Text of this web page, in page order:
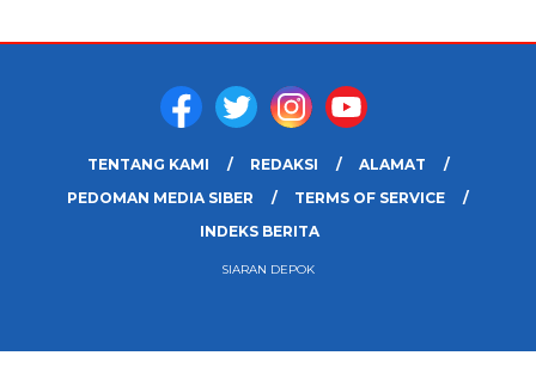
TENTANG KAMI REDAKSI
ALAMAT
PEDOMAN MEDIA SIBER
TERMS OF SERVICE
INDEKS BERITA
SIARAN DEPOK